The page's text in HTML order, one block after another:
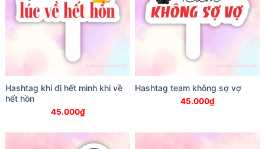
Hashtag khi đi hết mình khi về
hết hồn
45.000₫
Hashtag team không sợ vợ
45.000₫